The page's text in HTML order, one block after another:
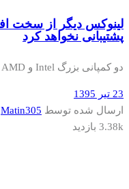
پشتیبانی نخواهد کرد
دو کمپانی بزرگ Intel و AMD طی سال‌های ۲۰۰۳…
23 تیر 1395
ارسال شده توسط Matin305
3.38k بازدید